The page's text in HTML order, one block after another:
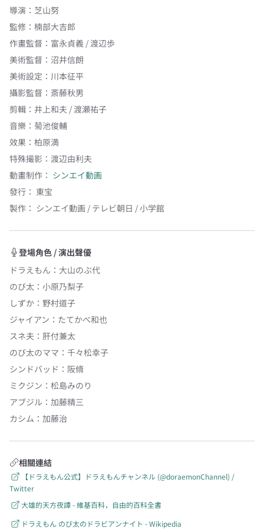
導演 ： 芝山努
監修 ： 楠部大吉郎
作畫監督 ： 富永貞義 / 渡辺歩
美術監督 ： 沼井信朗
美術設定 ： 川本征平
攝影監督 ： 斎藤秋男
剪輯 ： 井上和夫 / 渡瀬祐子
音樂 ： 菊池俊輔
效果 ： 柏原満
特殊撮影 ： 渡辺由利夫
動畫制作： シンエイ動画
發行： 東宝
製作： シンエイ動画 / テレビ朝日 / 小学館
登場角色 / 演出聲優
ドラえもん ： 大山のぶ代
のび太 ： 小原乃梨子
しずか ： 野村道子
ジャイアン ： たてかべ和也
スネ夫 ： 肝付兼太
のび太のママ ： 千々松幸子
シンドバッド ： 阪脩
ミクジン ： 松島みのり
アブジル ： 加藤精三
カシム ： 加藤治
相關連結
【ドラえもん公式】ドラえもんチャンネル (@doraemonChannel) /
Twitter
大雄的天方夜譚 - 維基百科，自由的百科全書
ドラえもん のび太のドラビアンナイト - Wikipedia